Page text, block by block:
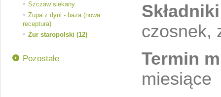
Szczaw siekany
Zupa z dyni - baza (nowa
receptura)
Żur staropolski (12)
Pozostałe
czosnek,
Termin
miesiące